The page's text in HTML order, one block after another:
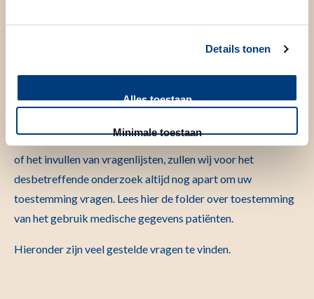
Details tonen
Alles toestaan
Minimale toestaan
inzicht in hoe u toestemming kunt geven en hoe dit
handeling van u vereist, zoals het deelnemen aan interviews
of het invullen van vragenlijsten, zullen wij voor het
desbetreffende onderzoek altijd nog apart om uw
toestemming vragen. Lees hier de folder over toestemming
van het gebruik medische gegevens patiënten.
Hieronder zijn veel gestelde vragen te vinden.